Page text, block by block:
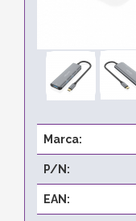
Marca:
P/N:
EAN: